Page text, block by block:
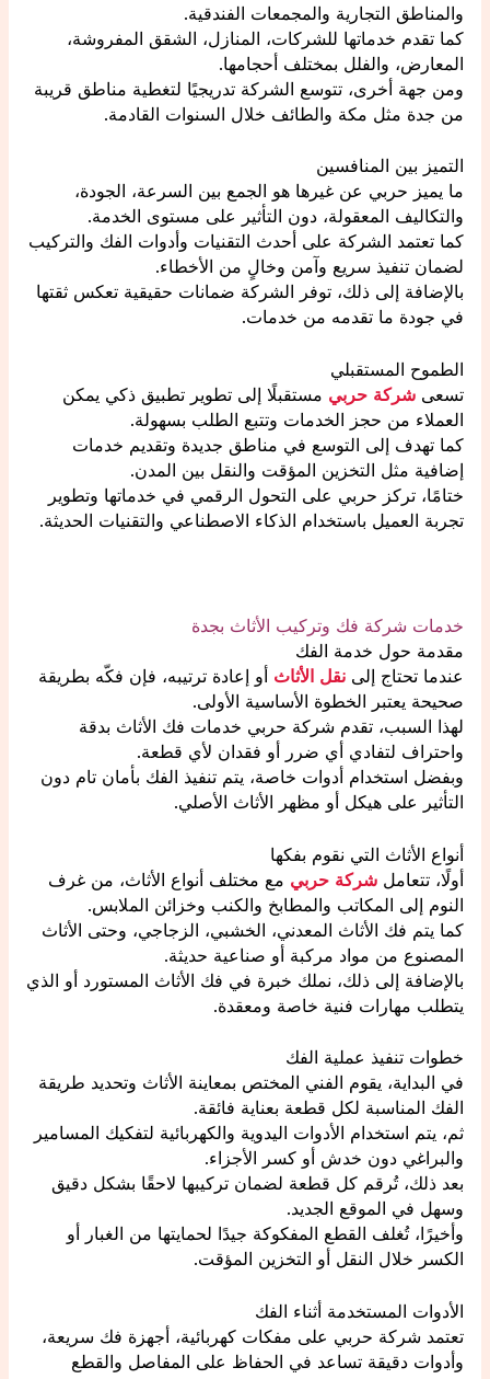
والمناطق التجارية والمجمعات الفندقية.
كما تقدم خدماتها للشركات، المنازل، الشقق المفروشة،
المعارض، والفلل بمختلف أحجامها.
ومن جهة أخرى، تتوسع الشركة تدريجيًا لتغطية مناطق قريبة
من جدة مثل مكة والطائف خلال السنوات القادمة.
التميز بين المنافسين
ما يميز حربي عن غيرها هو الجمع بين السرعة، الجودة،
والتكاليف المعقولة، دون التأثير على مستوى الخدمة.
كما تعتمد الشركة على أحدث التقنيات وأدوات الفك والتركيب
لضمان تنفيذ سريع وآمن وخالٍ من الأخطاء.
بالإضافة إلى ذلك، توفر الشركة ضمانات حقيقية تعكس ثقتها
في جودة ما تقدمه من خدمات.
الطموح المستقبلي
تسعى شركة حربي مستقبلًا إلى تطوير تطبيق ذكي يمكن
العملاء من حجز الخدمات وتتبع الطلب بسهولة.
كما تهدف إلى التوسع في مناطق جديدة وتقديم خدمات
إضافية مثل التخزين المؤقت والنقل بين المدن.
ختامًا، تركز حربي على التحول الرقمي في خدماتها وتطوير
تجربة العميل باستخدام الذكاء الاصطناعي والتقنيات الحديثة.
خدمات شركة فك وتركيب الأثاث بجدة
مقدمة حول خدمة الفك
عندما تحتاج إلى نقل الأثاث أو إعادة ترتيبه، فإن فكّه بطريقة
صحيحة يعتبر الخطوة الأساسية الأولى.
لهذا السبب، تقدم شركة حربي خدمات فك الأثاث بدقة
واحتراف لتفادي أي ضرر أو فقدان لأي قطعة.
وبفضل استخدام أدوات خاصة، يتم تنفيذ الفك بأمان تام دون
التأثير على هيكل أو مظهر الأثاث الأصلي.
أنواع الأثاث التي نقوم بفكها
أولًا، تتعامل شركة حربي مع مختلف أنواع الأثاث، من غرف
النوم إلى المكاتب والمطابخ والكنب وخزائن الملابس.
كما يتم فك الأثاث المعدني، الخشبي، الزجاجي، وحتى الأثاث
المصنوع من مواد مركبة أو صناعية حديثة.
بالإضافة إلى ذلك، نملك خبرة في فك الأثاث المستورد أو الذي
يتطلب مهارات فنية خاصة ومعقدة.
خطوات تنفيذ عملية الفك
في البداية، يقوم الفني المختص بمعاينة الأثاث وتحديد طريقة
الفك المناسبة لكل قطعة بعناية فائقة.
ثم، يتم استخدام الأدوات اليدوية والكهربائية لتفكيك المسامير
والبراغي دون خدش أو كسر الأجزاء.
بعد ذلك، تُرقم كل قطعة لضمان تركيبها لاحقًا بشكل دقيق
وسهل في الموقع الجديد.
وأخيرًا، تُغلف القطع المفكوكة جيدًا لحمايتها من الغبار أو
الكسر خلال النقل أو التخزين المؤقت.
الأدوات المستخدمة أثناء الفك
تعتمد شركة حربي على مفكات كهربائية، أجهزة فك سريعة،
وأدوات دقيقة تساعد في الحفاظ على المفاصل والقطع